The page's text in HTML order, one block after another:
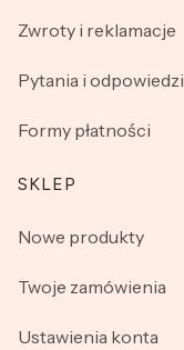
Zwroty i reklamacje
Pytania i odpowiedzi
Formy płatności
SKLEP
Nowe produkty
Twoje zamówienia
Ustawienia konta